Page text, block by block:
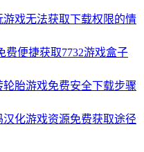
戏无法获取下载权限的情
费便捷获取7732游戏盒子
胎游戏免费安全下载步骤
化游戏资源免费获取途径